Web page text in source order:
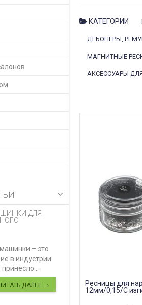
ДЛЯ
– это
в индустрии
ДАЛЕЕ →
КАК ПРАВИЛЬНО
ДЕЛАТЬ
Дата:28.02.2024
КАТЕГОРИИ
ДЕБОНЕРЫ,
МАГНИТНЫЕ
АКСЕССУАРЫ
Ресницы для
12мм/0,15/С